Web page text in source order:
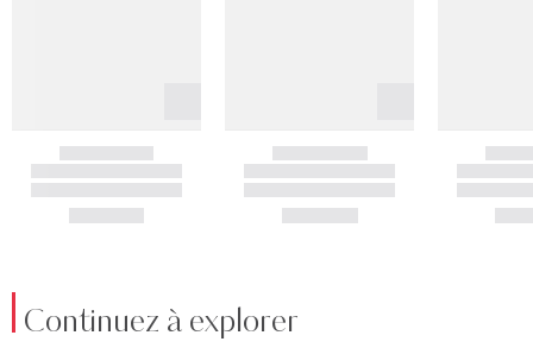
Continuez à explorer